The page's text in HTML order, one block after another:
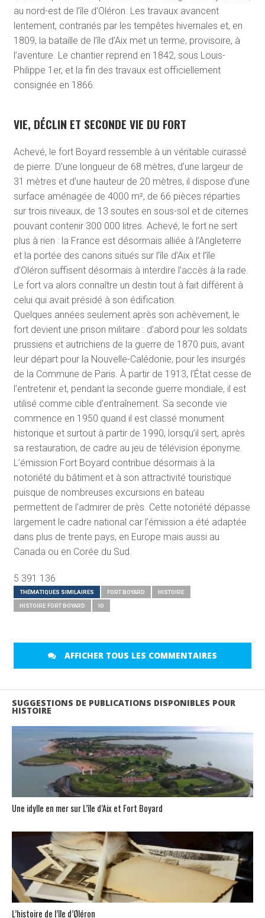
au nord-est de l’île d’Oléron. Les travaux avancent
lentement, contrariés par les tempêtes hivernales et, en
1809, la bataille de l’île d’Aix met un terme, provisoire, à
l’aventure. Le chantier reprend en 1842, sous Louis-
Philippe 1 er, et la fin des travaux est officiellement
consignée en 1866.
VIE, DÉCLIN ET SECONDE VIE DU FORT
Achevé, le fort Boyard ressemble à un véritable cuirassé
de pierre. D’une longueur de 68 mètres, d’une largeur de
31 mètres et d’une hauteur de 20 mètres, il dispose d’une
surface aménagée de 4000 m², de 66 pièces réparties
sur trois niveaux, de 13 soutes en sous-sol et de citernes
pouvant contenir 300 000 litres. Achevé, le fort ne sert
plus à rien : la France est désormais alliée à l’Angleterre
et la portée des canons situés sur l’île d’Aix et l’île
d’Oléron suffisent désormais à interdire l’accès à la rade.
Le fort va alors connaître un destin tout à fait différent à
celui qui avait présidé à son édification.
Quelques années seulement après son achèvement, le
fort devient une prison militaire : d’abord pour les soldats
prussiens et autrichiens de la guerre de 1870 puis, avant
leur départ pour la Nouvelle-Calédonie, pour les insurgés
de la Commune de Paris. À partir de 1913, l’État cesse de
l’entretenir et, pendant la seconde guerre mondiale, il est
utilisé comme cible d’entraînement. Sa seconde vie
commence en 1950 quand il est classé monument
historique et surtout à partir de 1990, lorsqu’il sert, après
sa restauration, de cadre au jeu de télévision éponyme.
L’émission Fort Boyard contribue désormais à la
notoriété du bâtiment et à son attractivité touristique
puisque de nombreuses excursions en bateau
permettent de l’admirer de près. Cette notoriété dépasse
largement le cadre national car l’émission a été adaptée
dans plus de trente pays, en Europe mais aussi au
Canada ou en Corée du Sud.
5 391 136
THÉMATIQUES SIMILAIRES FORT BOYARD HISTOIRE
HISTOIRE FORT BOYARD IO
AFFICHER TOUS LES COMMENTAIRES
SUGGESTIONS DE PUBLICATIONS DISPONIBLES POUR
HISTOIRE
Une idylle en mer sur L’île d’Aix et Fort Boyard
L’histoire de l’île d’Øléron